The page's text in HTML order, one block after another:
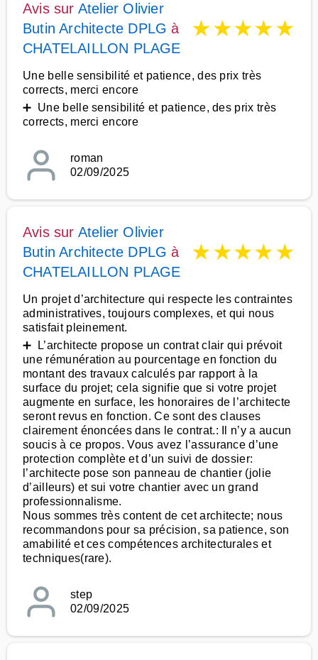
Avis sur Atelier Olivier
Butin Architecte DPLG à
CHATELAILLON PLAGE
★★★★★
Une belle sensibilité et patience, des prix très
corrects, merci encore
➕ Une belle sensibilité et patience, des prix très
corrects, merci encore
roman
02/09/2025
Avis sur Atelier Olivier
Butin Architecte DPLG à
CHATELAILLON PLAGE
★★★★★
Un projet d’architecture qui respecte les contraintes
administratives, toujours complexes, et qui nous
satisfait pleinement.
➕ L’architecte propose un contrat clair qui prévoit
une rémunération au pourcentage en fonction du
montant des travaux calculés par rapport à la
surface du projet; cela signifie que si votre projet
augmente en surface, les honoraires de l’architecte
seront revus en fonction. Ce sont des clauses
clairement énoncées dans le contrat.: Il n’y a aucun
soucis à ce propos. Vous avez l’assurance d’une
protection complète et d’un suivi de dossier:
l’architecte pose son panneau de chantier (jolie
d’ailleurs) et sui votre chantier avec un grand
professionnalisme.
Nous sommes très content de cet architecte; nous
recommandons pour sa précision, sa patience, son
amabilité et ces compétences architecturales et
techniques(rare).
step
02/09/2025